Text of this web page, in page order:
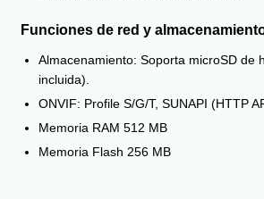
Funciones de red y
Almacenamiento: Soporta microSD de
incluida).
ONVIF: Profile S/G/T, SUNAPI (HTTP
Memoria RAM 512 MB
Memoria Flash 256 MB